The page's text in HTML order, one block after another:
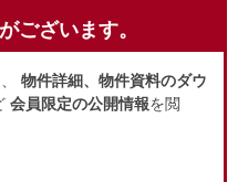
がございます。
物件詳細、物件資料のダウ
会員限定の公開情報を閲